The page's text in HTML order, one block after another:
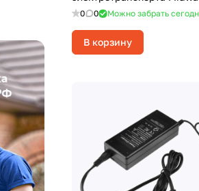
0 0 Можно забрать
В корзину